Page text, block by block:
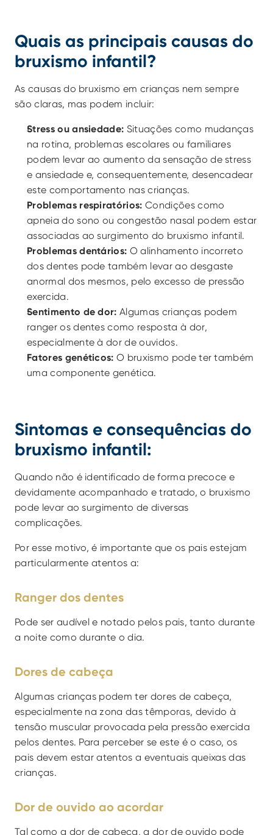
Quais as principais causas do
bruxismo infantil?
As causas do bruxismo em crianças nem sempre
são claras, mas podem incluir:
Stress ou ansiedade: Situações como mudanças
na rotina, problemas escolares ou familiares
podem levar ao aumento da sensação de stress
e ansiedade e, consequentemente, desencadear
este comportamento nas crianças.
Problemas respiratórios: Condições como
apneia do sono ou congestão nasal podem estar
associadas ao surgimento do bruxismo infantil.
Problemas dentários: O alinhamento incorreto
dos dentes pode também levar ao desgaste
anormal dos mesmos, pelo excesso de pressão
exercida.
Sentimento de dor: Algumas crianças podem
ranger os dentes como resposta à dor,
especialmente à dor de ouvidos.
Fatores genéticos: O bruxismo pode ter também
uma componente genética.
Sintomas e consequências do
bruxismo infantil:
Quando não é identificado de forma precoce e
devidamente acompanhado e tratado, o bruxismo
pode levar ao surgimento de diversas
complicações.
Por esse motivo, é importante que os pais estejam
particularmente atentos a:
Ranger dos dentes
Pode ser audível e notado pelos pais, tanto durante
a noite como durante o dia.
Dores de cabeça
Algumas crianças podem ter dores de cabeça,
especialmente na zona das têmporas, devido à
tensão muscular provocada pela pressão exercida
pelos dentes. Para perceber se este é o caso, os
pais devem estar atentos a eventuais queixas das
crianças.
Dor de ouvido ao acordar
Tal como a dor de cabeça, a dor de ouvido pode